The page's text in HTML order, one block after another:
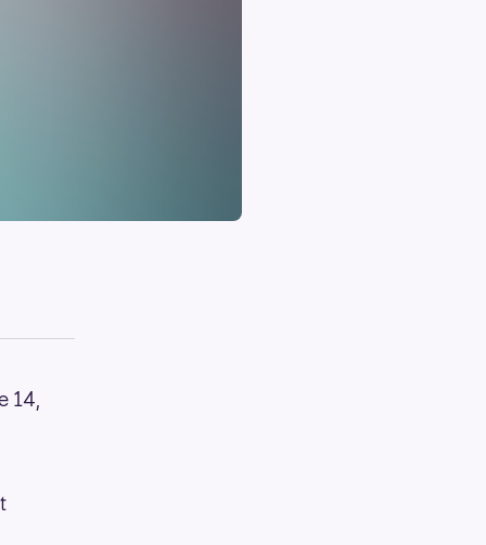
14,